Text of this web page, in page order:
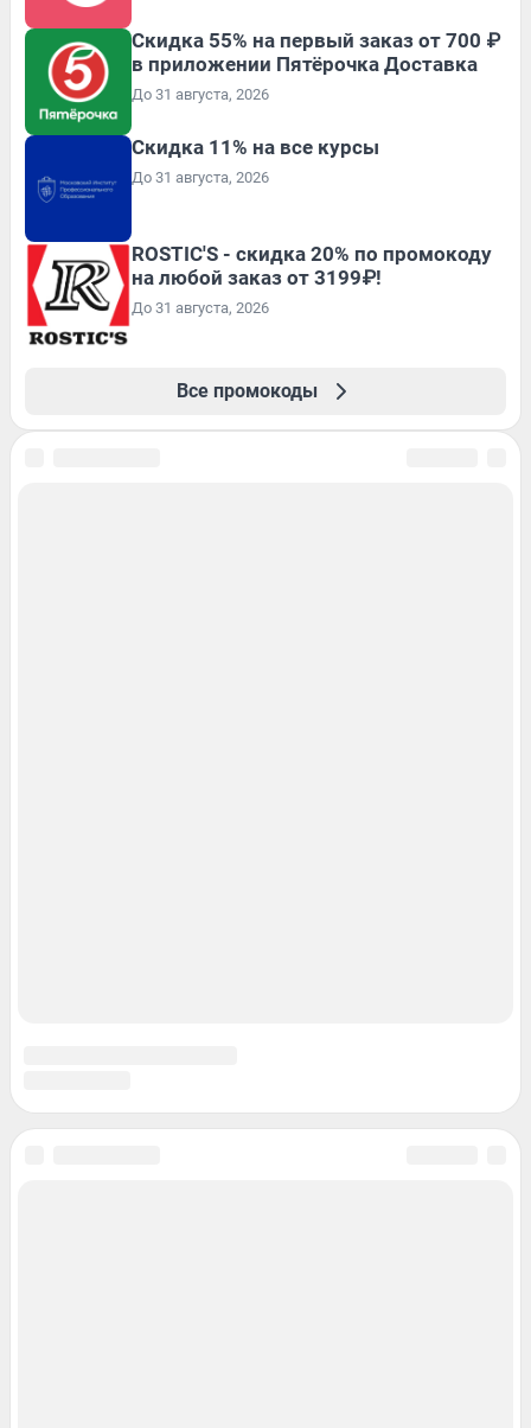
Скидка 55% на первый заказ от 700 ₽
в приложении Пятёрочка Доставка
До 31 августа, 2026
Скидка 11% на все курсы
До 31 августа, 2026
ROSTIC'S - скидка 20% по промокоду
на любой заказ от 3199₽!
До 31 августа, 2026
Все промокоды